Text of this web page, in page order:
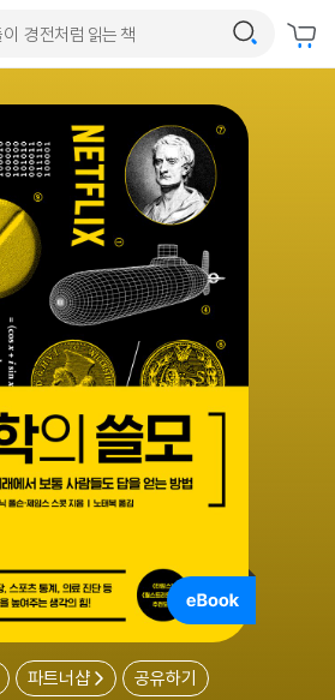
파트너샵 공유하기